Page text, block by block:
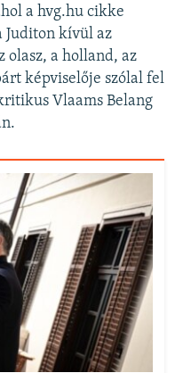
a hvg.hu cikke
Juditon kívül az
olasz, a holland, az
képviselője szólal fel
Vlaams Belang